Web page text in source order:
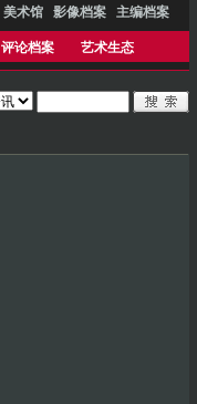
美术馆 影像档案 主编档案
评论档案 艺术生态